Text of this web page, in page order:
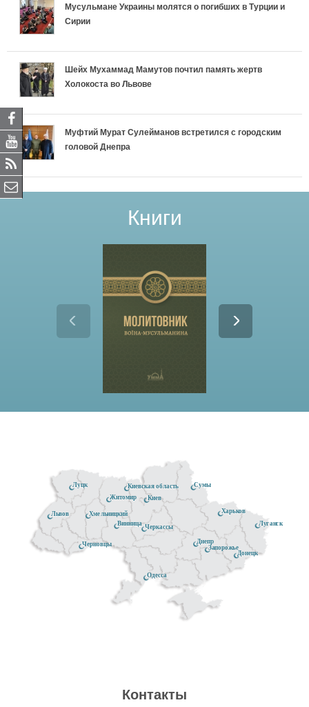
Мусульмане Украины молятся о погибших в Турции и
Сирии
Шейх Мухаммад Мамутов почтил память жертв
Холокоста во Львове
Муфтий Мурат Сулейманов встретился с городским
головой Днепра
Книги
Черкассы
Черновцы
Сумы
Луганск
Одесса
Донецк
Киев
Днепр
Киевская область
Запорожье
Житомир
Винница
Хмельницкий
Луцк
Львов Харьков
Контакты